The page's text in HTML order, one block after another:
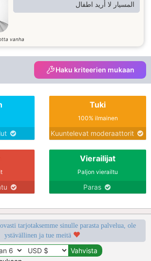
المسيار لا أريد اطفال
vanha
Haku kriteerien mukaan
Tuki
100% ilmainen
Kuuntelevat moderaattorit
Vierailijat
Paljon vierailtu
Paras
tarjotaksemme sinulle parasta palvelua, ole
ystävällinen ja tue meitä